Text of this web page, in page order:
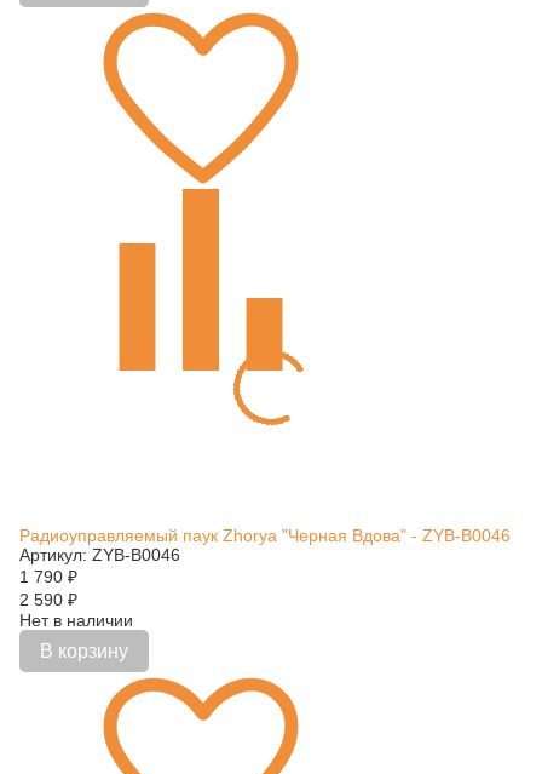
Радиоуправляемый паук Zhorya "Черная Вдова" - ZYB-B0046
Артикул: ZYB-B0046
1 790 ₽
2 590 ₽
Нет в наличии
В корзину